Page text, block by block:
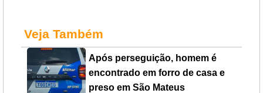
Veja Também
Após perseguição, homem é
encontrado em forro de casa e
preso em São Mateus